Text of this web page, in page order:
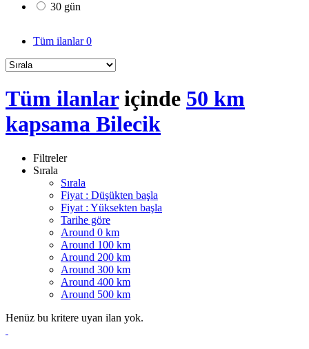
30 gün
Tüm ilanlar0
Tüm ilanlariçinde 50 km
kapsama Bilecik
Filtreler
Sırala
Sırala
Fiyat : Düşükten başla
Fiyat : Yüksekten başla
Tarihe göre
Around 0 km
Around 100 km
Around 200 km
Around 300 km
Around 400 km
Around 500 km
Henüz bu kritere uyan ilan yok.